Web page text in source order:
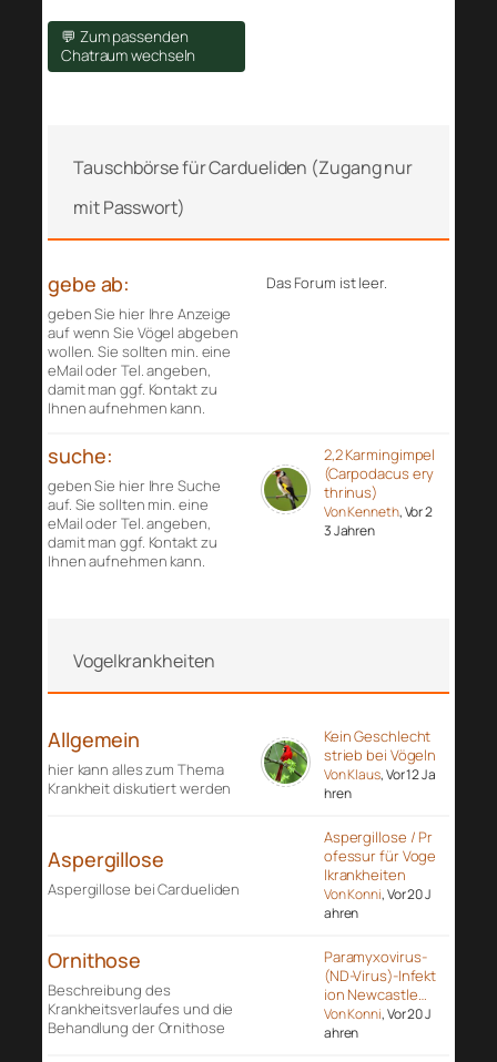
💬 Zum passenden
Chatraum wechseln
Tauschbörse für Cardueliden (Zugang nur
mit Passwort)
gebe ab:
geben Sie hier Ihre Anzeige
auf wenn Sie Vögel abgeben
wollen. Sie sollten min. eine
eMail oder Tel. angeben,
damit man ggf. Kontakt zu
Ihnen aufnehmen kann.
Das Forum ist leer.
suche:
geben Sie hier Ihre Suche
auf. Sie sollten min. eine
eMail oder Tel. angeben,
damit man ggf. Kontakt zu
Ihnen aufnehmen kann.
2,2 Karmingimpel
(Carpodacus ery
thrinus)
Von Kenneth, Vor 2
3 Jahren
Vogelkrankheiten
Allgemein
hier kann alles zum Thema
Krankheit diskutiert werden
Kein Geschlecht
strieb bei Vögeln
Von Klaus, Vor 12 Ja
hren
Aspergillose
Aspergillose bei Cardueliden
Aspergillose / Pr
ofessur für Voge
lkrankheiten
Von Konni, Vor 20 J
ahren
Ornithose
Beschreibung des
Krankheitsverlaufes und die
Behandlung der Ornithose
Paramyxovirus-
(ND-Virus)-Infekt
ion Newcastle…
Von Konni, Vor 20 J
ahren